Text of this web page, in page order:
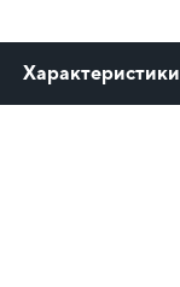
Характеристики